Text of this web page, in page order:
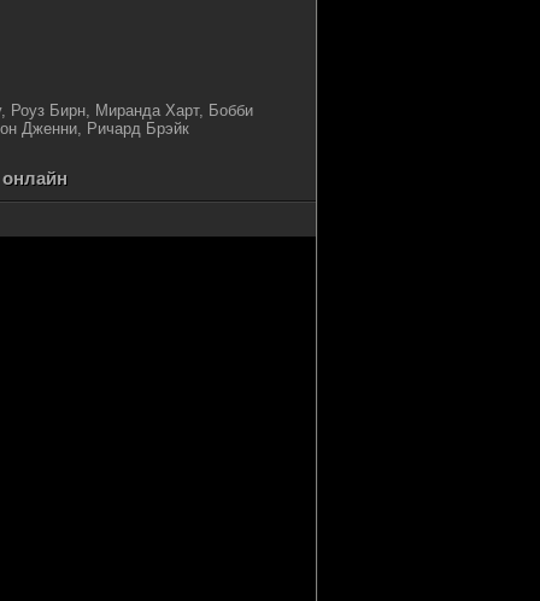
Роуз Бирн, Миранда Харт, Бобби
Дженни, Ричард Брэйк